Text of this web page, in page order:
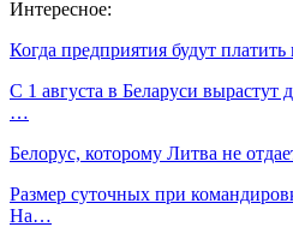
Интересное:
Когда предприятия будут
С 1 августа в Беларуси вырастут
…
Белорус, которому Литва не
Размер суточных при
На…